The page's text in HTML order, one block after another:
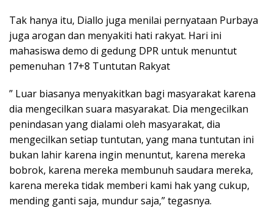
Tak hanya itu, Diallo juga menilai pernyataan Purbaya
juga arogan dan menyakiti hati rakyat. Hari ini
mahasiswa demo di gedung DPR untuk menuntut
pemenuhan 17+8 Tuntutan Rakyat
” Luar biasanya menyakitkan bagi masyarakat karena
dia mengecilkan suara masyarakat. Dia mengecilkan
penindasan yang dialami oleh masyarakat, dia
mengecilkan setiap tuntutan, yang mana tuntutan ini
bukan lahir karena ingin menuntut, karena mereka
bobrok, karena mereka membunuh saudara mereka,
karena mereka tidak memberi kami hak yang cukup,
mending ganti saja, mundur saja,” tegasnya.